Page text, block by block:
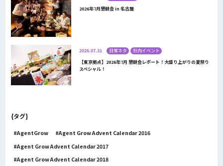
2026年7月懇親会 in 名古屋
2026.07.31 日常ネタ
社内イベント
【東京拠点】2026年7月 懇親会レポート！大盛り上がりの夏祭り
スペシャル！
{タグ}
AgentGrow
Agent Grow Advent Calendar 2016
Agent Grow Advent Calendar 2017
Agent Grow Advent Calendar 2018